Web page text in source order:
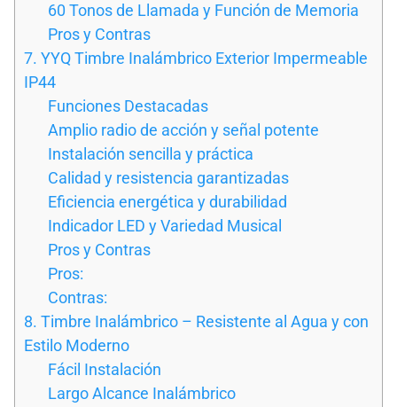
60 Tonos de Llamada y Función de Memoria
Pros y Contras
7. YYQ Timbre Inalámbrico Exterior Impermeable
IP44
Funciones Destacadas
Amplio radio de acción y señal potente
Instalación sencilla y práctica
Calidad y resistencia garantizadas
Eficiencia energética y durabilidad
Indicador LED y Variedad Musical
Pros y Contras
Pros:
Contras:
8. Timbre Inalámbrico – Resistente al Agua y con
Estilo Moderno
Fácil Instalación
Largo Alcance Inalámbrico